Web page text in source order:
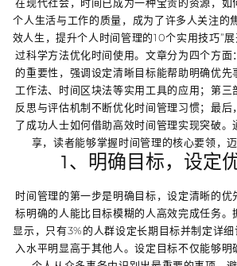
个人生活与工作的质量，成为了许多人关注的
效人生，提升个人时间管理的10个实用技巧”
过科学方法优化时间使用。文章分为四个方面
的重要性，强调设定清晰目标能帮助明确优先
工作法、时间区块法等实用工具的应用；第三
反思与评估机制不断优化时间管理习惯；最后
了成功人士如何借助高效时间管理实现突破。
享，读者能够掌握时间管理的核心要领，
1、明确目标，设定
时间管理的第一步是明确目标，设定清晰的优
标明确的人能比目标模糊的人高效完成任务。
显示，只有3%的人群设定长期目标并制定详
入水平明显高于其他人。设定目标不仅能够明